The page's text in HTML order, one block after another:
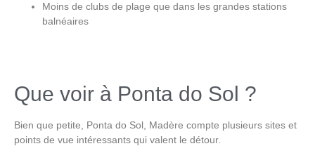
Moins de clubs de plage que dans les grandes stations
balnéaires
Que voir à Ponta do Sol ?
Bien que petite, Ponta do Sol, Madère compte plusieurs sites et
points de vue intéressants qui valent le détour.